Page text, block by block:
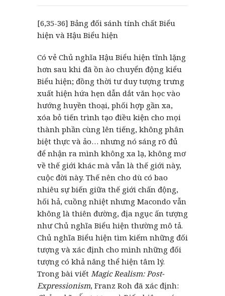
[6,35-36] Bảng đối sánh tính chất Biểu
hiện và Hậu Biểu hiện
Có vẻ Chủ nghĩa Hậu Biểu hiện tĩnh lặng
hơn sau khi đã ồn ào chuyển động kiểu
Biểu hiện; đồng thời tư duy tượng trưng
xuất hiện hứa hẹn dẫn dắt văn học vào
hướng huyền thoại, phối hợp gần xa,
xóa bỏ tiến trình tạo điều kiện cho mọi
thành phần cùng lên tiếng, không phân
biệt thực và ảo… nhưng nó sáng rõ đủ
để nhận ra mình không xa lạ, không mơ
về thế giới khác mà vẫn là thế giới này,
cuộc đời này. Thế nên cho dù có bao
nhiêu sự biến giữa thế giới chấn động,
hối hả, cuồng nhiệt nhưng Macondo vẫn
không là thiên đường, địa ngục ấn tượng
như Chủ nghĩa Biểu hiện thường mô tả.
Chủ nghĩa Biểu hiện tìm kiếm những đối
tượng và xác định cho mình những đối
tượng có khả năng thể hiện tâm lý.
Trong bài viết Magic Realism: Post-
Expressionism, Franz Roh đã xác định: